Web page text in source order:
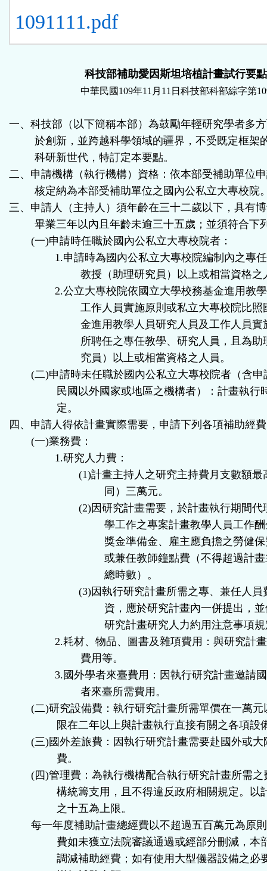
1091111.pdf
科技部補助愛因斯坦培植計畫試行要點
中華民國109年11 月 11 日科技部科部綜字第
一、科技部（以下簡稱本部）為鼓勵年輕研究學者多
於創新，並跨越科學領域的疆界，不受既定框架
科研新世代，特訂定本要點。
二、申請機構（執行機構）資格：依本部受補助單位
核定納為本部受補助單位之國內公私立大專校院
三、申請人（主持人）須年齡在三十二歲以下，具有
畢業三年以內且年齡未逾三十五歲；並須符合下
(一)申請時任職於國內公私立大專校院者：
1.申請時為國內公私立大專校院編制內之專
教授（助理研究員）以上或相當資格之
2.公立大專校院依國立大學校務基金進用教
工作人員實施原則或私立大專校院比照
金進用教學人員研究人員及工作人員實
所聘任之專任教學、研究人員，且為助
究員）以上或相當資格之人員。
(二)申請時未任職於國內公私立大專校院者（含
民國以外國家或地區之機構者）：計畫執行
定。
四、申請人得依計畫實際需要，申請下列各項補助經
(一)業務費：
1.研究人力費：
(1)計畫主持人之研究主持費月支數額最
同）三萬元。
(2)因研究計畫需要，於計畫執行期間
學工作之專案計畫教學人員工作
獎金準備金、雇主應負擔之勞健
或兼任教師鐘點費（不得超過計
總時數）。
(3)因執行研究計畫所需之專、兼任人員
資，應於研究計畫內一併提出，
研究計畫研究人力約用注意事項
2.耗材、物品、圖書及雜項費用：與研究計
費用等。
3. 國外學者來臺費用：因執行研究計畫邀請
者來臺所需費用。
(二)研究設備費：執行研究計畫所需單價在一萬
限在二年以上與計畫執行直接有關之各項設
(三)國外差旅費：因執行研究計畫需要赴國外或
費。
(四)管理費：為執行機構配合執行研究計畫所需
構統籌支用，且不得違反政府相關規定。以
之十五為上限。
每一年度補助計畫總經費以不超過五百萬元為原
費如未獲立法院審議通過或經部分刪減，本
調減補助經費；如有使用大型儀器設備之必